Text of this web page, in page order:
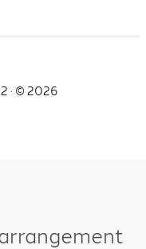
· © 2026